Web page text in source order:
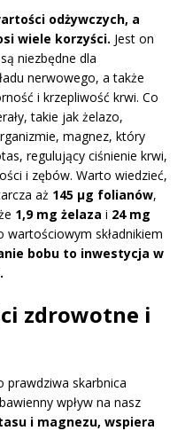
odżywczych, a
wiele korzyści. Jest on
niezbędne dla
nerwowego, a także
i krzepliwość krwi. Co
takie jak żelazo,
magnez, który
regulujący ciśnienie krwi,
i zębów. Warto wiedzieć,
aż 145 µg folianów,
1,9 mg żelaza i 24 mg
składnikiem
bobu to inwestycja w
zdrowotne i
prawdziwa skarbnica
wpływ na nasz
i magnezu, wspiera